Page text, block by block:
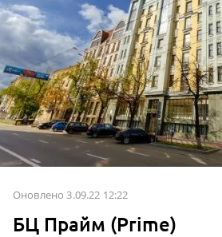
Оновлено 3.09.22 12:22
БЦ Прайм (Prime)